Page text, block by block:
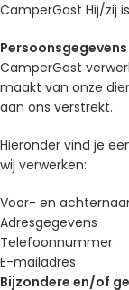
CamperGast Hij/zij
CamperGast
maakt van onze
aan ons verstrekt.
Hieronder vind je
wij verwerken:
Voor- en
Adresgegevens
Telefoonnummer
E-mailadres
Bijzondere en/of